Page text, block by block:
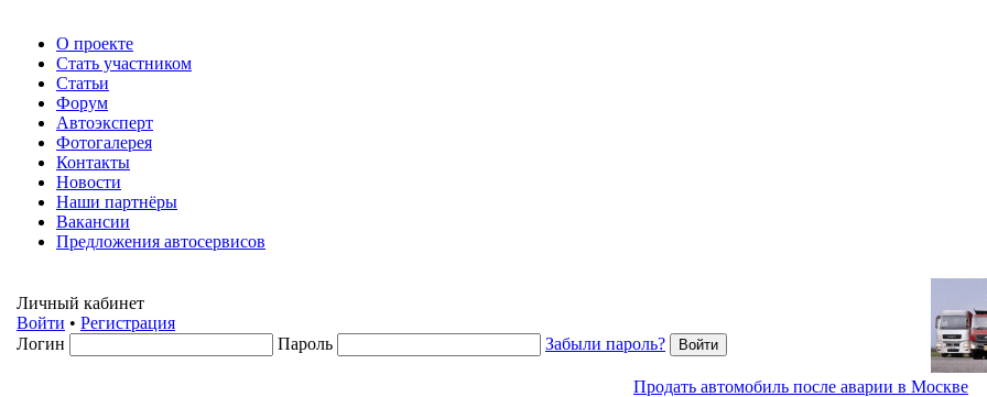
О проекте
Стать участником
Статьи
Форум
Автоэксперт
Фотогалерея
Контакты
Новости
Наши партнёры
Вакансии
Предложения автосервисов
Личный кабинет
Войти • Регистрация
Логин
Пароль Забыли пароль?
Продать автомобиль после аварии в Москве